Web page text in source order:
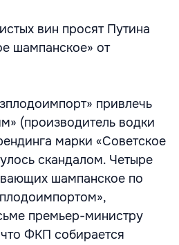
вин просят Путина
шампанское» от
привлечь
(производитель водки
марки «Советское
скандалом. Четыре
шампанское по
премьер-министру
ФКП собирается